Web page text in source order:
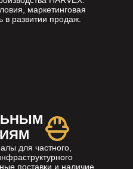
маркетинговая
развитии продаж.
для частного,
поставки и наличие